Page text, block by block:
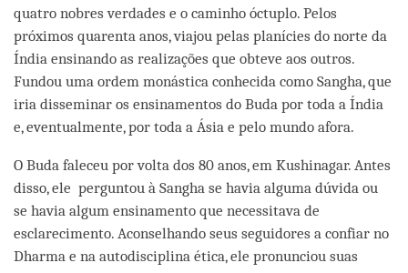
quatro nobres verdades e o caminho óctuplo. Pelos
próximos quarenta anos, viajou pelas planícies do norte da
Índia ensinando as realizações que obteve aos outros.
Fundou uma ordem monástica conhecida como Sangha, que
iria disseminar os ensinamentos do Buda por toda a Índia
e, eventualmente, por toda a Ásia e pelo mundo afora.
O Buda faleceu por volta dos 80 anos, em Kushinagar. Antes
disso, ele perguntou à Sangha se havia alguma dúvida ou
se havia algum ensinamento que necessitava de
esclarecimento. Aconselhando seus seguidores a confiar no
Dharma e na autodisciplina ética, ele pronunciou suas